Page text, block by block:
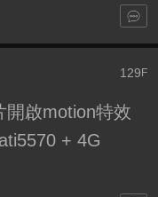
129 F
開啟motion特效
+ 4G